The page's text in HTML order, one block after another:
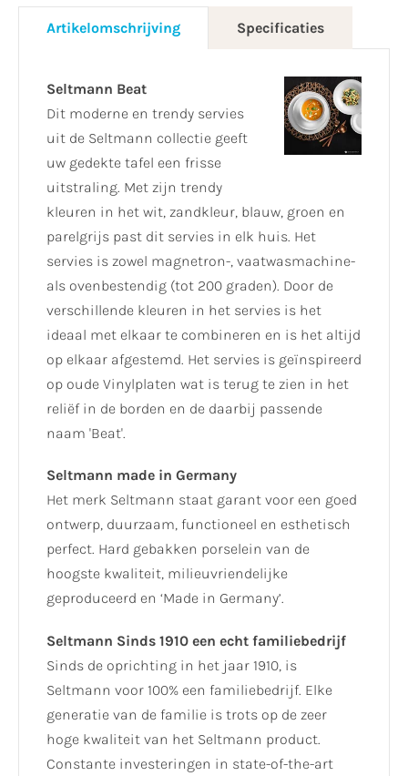
Artikelomschrijving Specificaties
Seltmann Beat
Dit moderne en trendy servies
uit de Seltmann collectie geeft
uw gedekte tafel een frisse
uitstraling. Met zijn trendy
kleuren in het wit, zandkleur, blauw, groen en
parelgrijs past dit servies in elk huis. Het
servies is zowel magnetron-, vaatwasmachine-
als ovenbestendig (tot 200 graden). Door de
verschillende kleuren in het servies is het
ideaal met elkaar te combineren en is het altijd
op elkaar afgestemd. Het servies is geïnspireerd
op oude Vinylplaten wat is terug te zien in het
reliëf in de borden en de daarbij passende
naam 'Beat'.
Seltmann made in Germany
Het merk Seltmann staat garant voor een goed
ontwerp, duurzaam, functioneel en esthetisch
perfect. Hard gebakken porselein van de
hoogste kwaliteit, milieuvriendelijke
geproduceerd en ‘Made in Germany’.
Seltmann Sinds 1910 een echt familiebedrijf
Sinds de oprichting in het jaar 1910, is
Seltmann voor 100% een familiebedrijf. Elke
generatie van de familie is trots op de zeer
hoge kwaliteit van het Seltmann product.
Constante investeringen in state-of-the-art